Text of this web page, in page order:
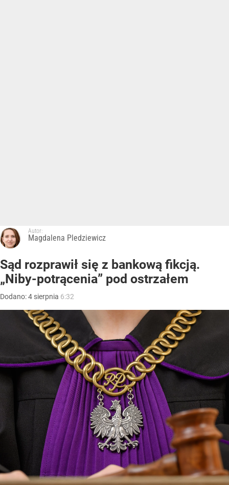
Autor:
Magdalena Pledziewicz
Sąd rozprawił się z bankową fikcją.
„Niby-potrącenia” pod ostrzałem
Dodano:4 sierpnia 6:32